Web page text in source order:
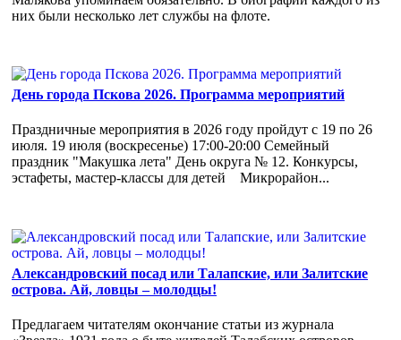
них были несколько лет службы на флоте.
День города Пскова 2026. Программа мероприятий
Праздничные мероприятия в 2026 году пройдут с 19 по 26
июля. 19 июля (воскресенье) 17:00-20:00 Семейный
праздник "Макушка лета" День округа № 12. Конкурсы,
эстафеты, мастер-классы для детей Микрорайон...
Александровский посад или Талапские, или Залитские
острова. Ай, ловцы – молодцы!
Предлагаем читателям окончание статьи из журнала